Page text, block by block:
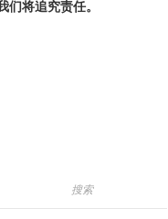
将追究责任。